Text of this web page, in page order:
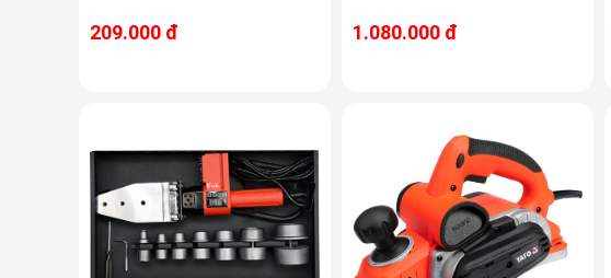
209.000 đ 1.080.000 đ